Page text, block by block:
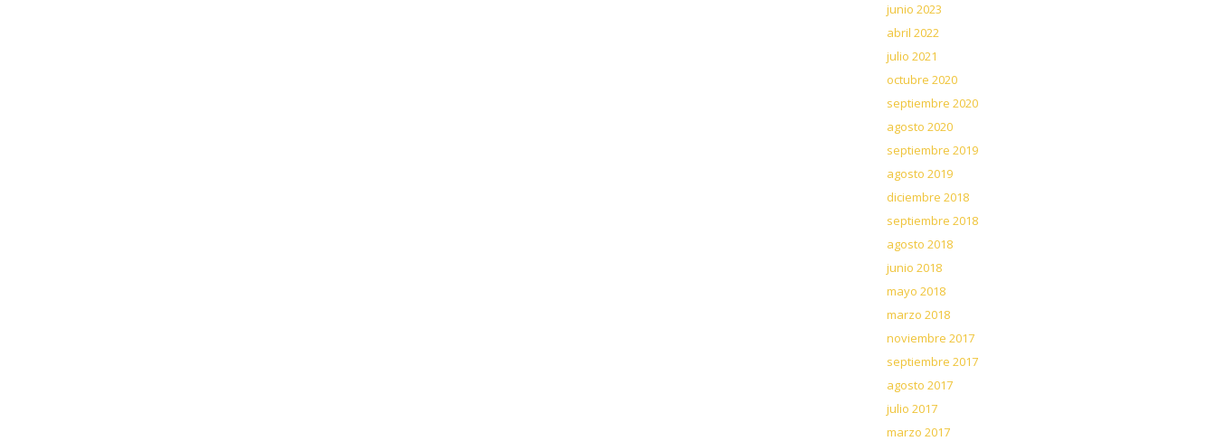
junio 2023
abril 2022
julio 2021
octubre 2020
septiembre 2020
agosto 2020
septiembre 2019
agosto 2019
diciembre 2018
septiembre 2018
agosto 2018
junio 2018
mayo 2018
marzo 2018
noviembre 2017
septiembre 2017
agosto 2017
julio 2017
marzo 2017